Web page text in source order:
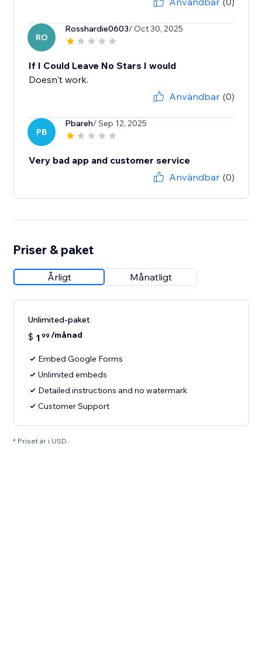
RO
Rosshardie0603/ Oct 30, 2025
If I Could Leave No Stars I would
Doesn't work.
Användbar (0)
PB
Pbareh/ Sep 12, 2025
Very bad app and customer service
Användbar (0)
Priser & paket
Årligt Månatligt
Unlimited-paket
$ 1 99 /månad
Embed Google Forms
Unlimited embeds
Detailed instructions and no watermark
Customer Support
* Priset är i USD.